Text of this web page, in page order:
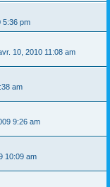
5:36 pm
10, 2010 11:08 am
am
9:26 am
10:09 am